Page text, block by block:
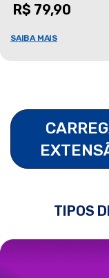
R$ 79,90
SAIBA MAIS
TIPOS